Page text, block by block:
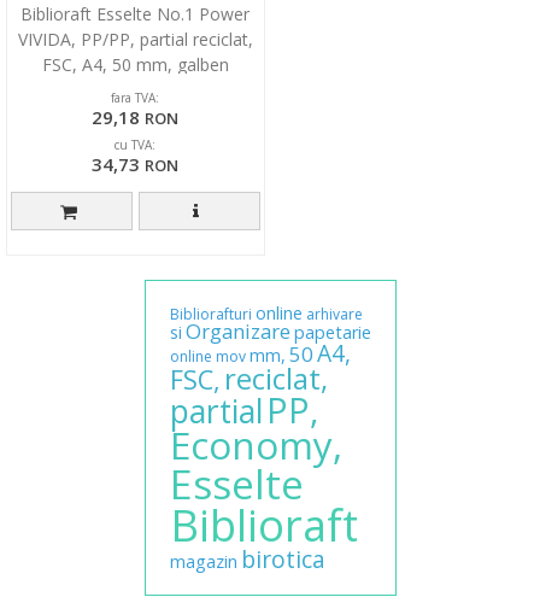
Biblioraft Esselte No.1 Power
VIVIDA, PP/PP, partial reciclat,
FSC, A4, 50 mm, galben
fara TVA:
29,18 RON
cu TVA:
34,73 RON
Bibliorafturi online arhivare
si Organizare papetarie
online mov mm, 50A4,
FSC, reciclat,
partialPP,
Economy,
Esselte
Biblioraft
magazin birotica